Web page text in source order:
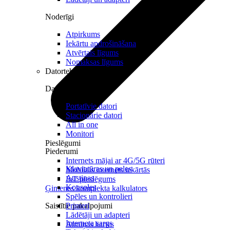
Pieslēgumi
Internets mājai ar 4G/5G rūteri
Mobilais internets iekārtās
IoT pieslēgums
Ģimenes komplekta kalkulators
Saistītie pakalpojumi
Interneta sargs
Noderīgi
Atpirkums
Iekārtu apdrošināšana
Atvērtais līgums
Nomaksas līgums
Datortehnika
Datori un Monitori
Portatīvie datori
Stacionārie datori
All in one
Monitori
Piederumi
Klaviatūras un peles
Austiņas
Konsoles
Spēles un kontrolieri
Printeri
Lādētāji un adapteri
Atmiņas kartes